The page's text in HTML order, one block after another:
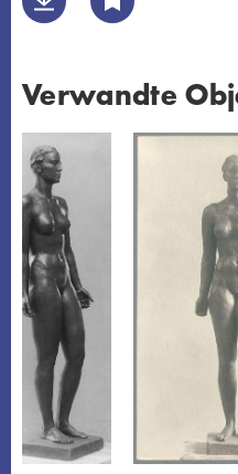
Verwandte